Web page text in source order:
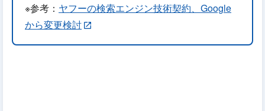
※参考： ヤフーの検索エンジン技術契約、Google
から変更検討